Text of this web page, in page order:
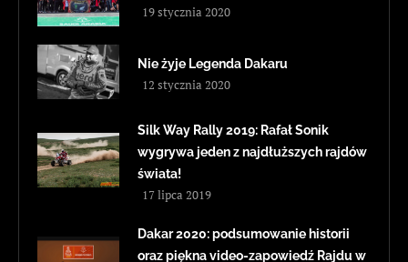
19 stycznia 2020
Nie żyje Legenda Dakaru
12 stycznia 2020
Silk Way Rally 2019: Rafał Sonik
wygrywa jeden z najdłuższych rajdów
świata!
17 lipca 2019
Dakar 2020: podsumowanie historii
oraz piękna video-zapowiedź Rajdu w